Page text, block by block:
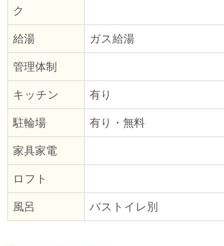
ク
給湯 ガス給湯
管理体制
キッチン 有り
駐輪場 有り・無料
家具家電
ロフト
風呂 バストイレ別